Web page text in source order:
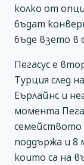
колко от
бъдат
бъде взето в
Пегасус е
Турция след
Еърлайнс и
момента
семейството
поддържа и 8
които са на